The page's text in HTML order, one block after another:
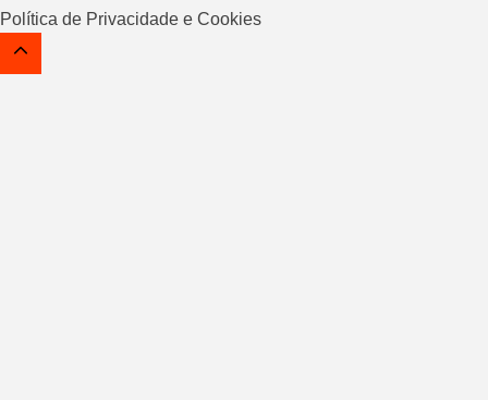
Política de Privacidade e Cookies